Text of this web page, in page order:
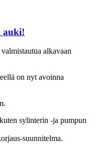
auki!
alkavaan
on nyt avoinna
sylinterin -ja pumpun
suunnitelma.